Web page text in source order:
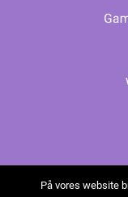
På vores website